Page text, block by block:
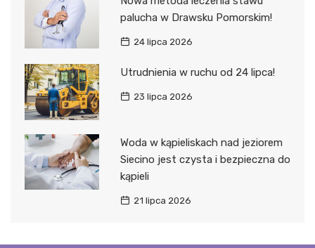
palucha w Drawsku Pomorskim!
24 lipca 2026
Utrudnienia w ruchu od 24 lipca!
23 lipca 2026
Woda w kąpieliskach nad jeziorem
Siecino jest czysta i bezpieczna do
kąpieli
21 lipca 2026